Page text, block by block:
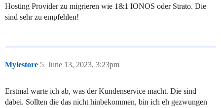
Hosting Provider zu migrieren wie 1&1 IONOS oder Strato. Die
sind sehr zu empfehlen!
Mylestore June 13, 2023, 3:23pm
5
Erstmal warte ich ab, was der Kundenservice macht. Die sind
dabei. Sollten die das nicht hinbekommen, bin ich eh gezwungen